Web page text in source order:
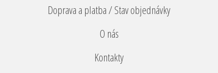
Doprava a platba / Stav objednávky
O nás
Kontakty